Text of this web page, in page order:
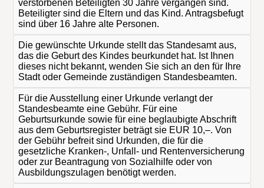
verstorbenen Beteiligten 30 Jahre vergangen sind.
Beteiligter sind die Eltern und das Kind. Antragsbefugt
sind über 16 Jahre alte Personen.
Die gewünschte Urkunde stellt das Standesamt aus,
das die Geburt des Kindes beurkundet hat. Ist Ihnen
dieses nicht bekannt, wenden Sie sich an den für Ihre
Stadt oder Gemeinde zuständigen Standesbeamten.
Für die Ausstellung einer Urkunde verlangt der
Standesbeamte eine Gebühr. Für eine
Geburtsurkunde sowie für eine beglaubigte Abschrift
aus dem Geburtsregister beträgt sie EUR 10,–. Von
der Gebühr befreit sind Urkunden, die für die
gesetzliche Kranken-, Unfall- und Rentenversicherung
oder zur Beantragung von Sozialhilfe oder von
Ausbildungszulagen benötigt werden.